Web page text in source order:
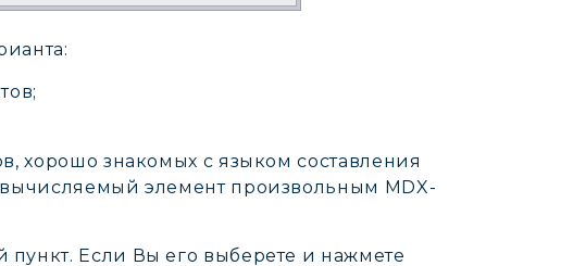
хорошо знакомых с языком составления
вычисляемый элемент произвольным MDX-
Если Вы его выберете и нажмете